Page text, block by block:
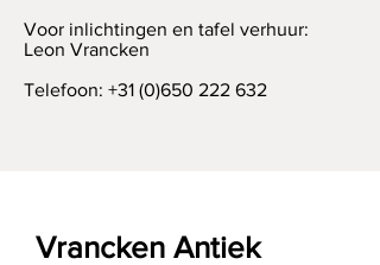
Voor inlichtingen en tafel verhuur:
Leon Vrancken
Telefoon: +31 (0)650 222 632
Vrancken Antiek